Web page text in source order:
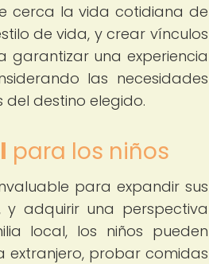
cerca la vida cotidiana de
de vida, y crear vínculos
garantizar una experiencia
las necesidades
destino elegido.
para los niños
para expandir sus
y adquirir una perspectiva
local, los niños pueden
extranjero, probar comidas